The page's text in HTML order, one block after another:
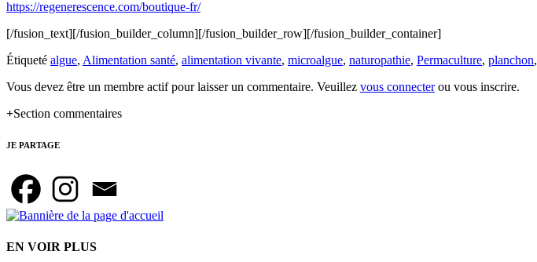
https://regenerescence.com/boutique-fr/
[/fusion_text][/fusion_builder_column][/fusion_builder_row][/fusion_builder_container]
Étiqueté algue, Alimentation santé, alimentation vivante, microalgue, naturopathie, Permaculture, planchon,
Vous devez être un membre actif pour laisser un commentaire. Veuillez vous connecterou vous inscrire.
Section commentaires
JE PARTAGE
EN VOIR PLUS